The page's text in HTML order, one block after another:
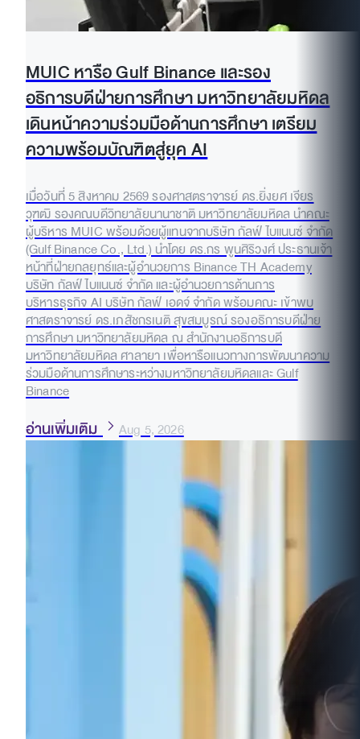
MUIC หารือ Gulf Binance และรอง
อธิการบดีฝ่ายการศึกษา มหาวิทยาลัยมหิดล
เดินหน้าความร่วมมือด้านการศึกษา เตรียม
ความพร้อมบัณฑิตสู่ยุค AI
เมื่อวันที่ 5 สิงหาคม 2569 รองศาสตราจารย์ ดร.ยิ่งยศ เจียร
วุฑฒิ รองคณบดีวิทยาลัยนานาชาติ มหาวิทยาลัยมหิดล นำคณะ
ผู้บริหาร MUIC พร้อมด้วยผู้แทนจากบริษัท กัลฟ์ ไบแนนซ์ จำกัด
(Gulf Binance Co., Ltd.) นำโดย ดร.กร พูนศิริวงศ์ ประธานเจ้า
หน้าที่ฝ่ายกลยุทธ์และผู้อำนวยการ Binance TH Academy
บริษัท กัลฟ์ ไบแนนซ์ จำกัด และผู้อำนวยการด้านการ
บริหารธุรกิจ AI บริษัท กัลฟ์ เอดจ์ จำกัด พร้อมคณะ เข้าพบ
ศาสตราจารย์ ดร.เภสัชกรเนติ สุขสมบูรณ์ รองอธิการบดีฝ่าย
การศึกษา มหาวิทยาลัยมหิดล ณ สำนักงานอธิการบดี
มหาวิทยาลัยมหิดล ศาลายา เพื่อหารือแนวทางการพัฒนาความ
ร่วมมือด้านการศึกษาระหว่างมหาวิทยาลัยมหิดลและ Gulf
Binance
อ่านเพิ่มเติม Aug 5, 2026